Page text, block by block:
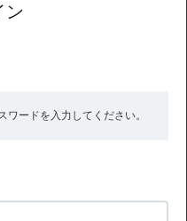
ン
ードを入力してください。